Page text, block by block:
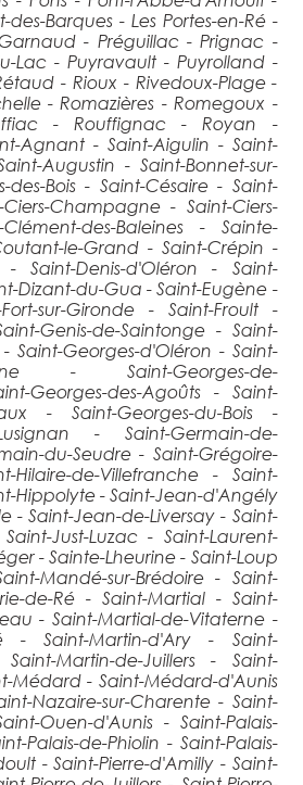
des-Barques - Les Portes-en-Ré -
- Préguillac - Prignac -
Lac - Puyravault - Puyrolland -
- Rioux - Rivedoux-Plage -
- Romazières - Romegoux -
- Rouffignac - Royan -
Agnant - Saint-Aigulin - Saint-
Augustin - Saint-Bonnet-sur-
des-Bois - Saint-Césaire - Saint-
Champagne - Saint-Ciers-
des-Baleines - Sainte-
le-Grand - Saint-Crépin -
- Saint-Denis-d'Oléron - Saint-
Dizant-du-Gua - Saint-Eugène -
sur-Gironde - Saint-Froult -
Genis-de-Saintonge - Saint-
Saint-Georges-d'Oléron - Saint-
- Saint-Georges-de-
Georges-des-Agoûts - Saint-
- Saint-Georges-du-Bois -
Lusignan - Saint-Germain-de-
du-Seudre - Saint-Grégoire-
Hilaire-de-Villefranche - Saint-
Hippolyte - Saint-Jean-d'Angély
- Saint-Jean-de-Liversay - Saint-
Just-Luzac - Saint-Laurent-
- Sainte-Lheurine - Saint-Loup
Mandé-sur-Brédoire - Saint-
de-Ré - Saint-Martial - Saint-
- Saint-Martial-de-Vitaterne -
- Saint-Martin-d'Ary - Saint-
Martin-de-Juillers - Saint-
Médard - Saint-Médard-d'Aunis
Nazaire-sur-Charente - Saint-
Ouen-d'Aunis - Saint-Palais-
Palais-de-Phiolin - Saint-Palais-
- Saint-Pierre-d'Amilly - Saint-